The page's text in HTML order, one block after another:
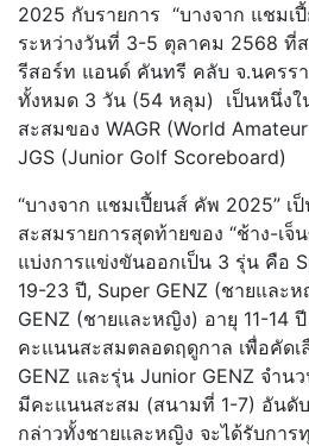
2025 กับรายการ “บางจาก แชม
ระหว่างวันที่ 3-5 ตุลาคม 2568 ที่
รีสอร์ท แอนด์ คันทรี คลับ จ.นครร
ทั้งหมด 3 วัน (54 หลุม) เป็นหนึ่งใ
สะสมของ WAGR (World
JGS (Junior Golf Scoreboard)
“บางจาก แชมเปี้ยนส์ คัพ 2025” เ
สะสมรายการสุดท้ายของ “ช้าง-เ
แบ่งการแข่งขันออกเป็น 3 รุ่น คือ
19-23 ปี, Super GENZ (ชายและ
GENZ (ชายและหญิง) อายุ 11-14
คะแนนสะสมตลอดฤดูกาล เพื่อคัด
GENZ และรุ่น Junior GENZ จำ
มีคะแนนสะสม (สนามที่ 1-7) อันดั
กล่าวทั้งชายและหญิง จะได้รับกา